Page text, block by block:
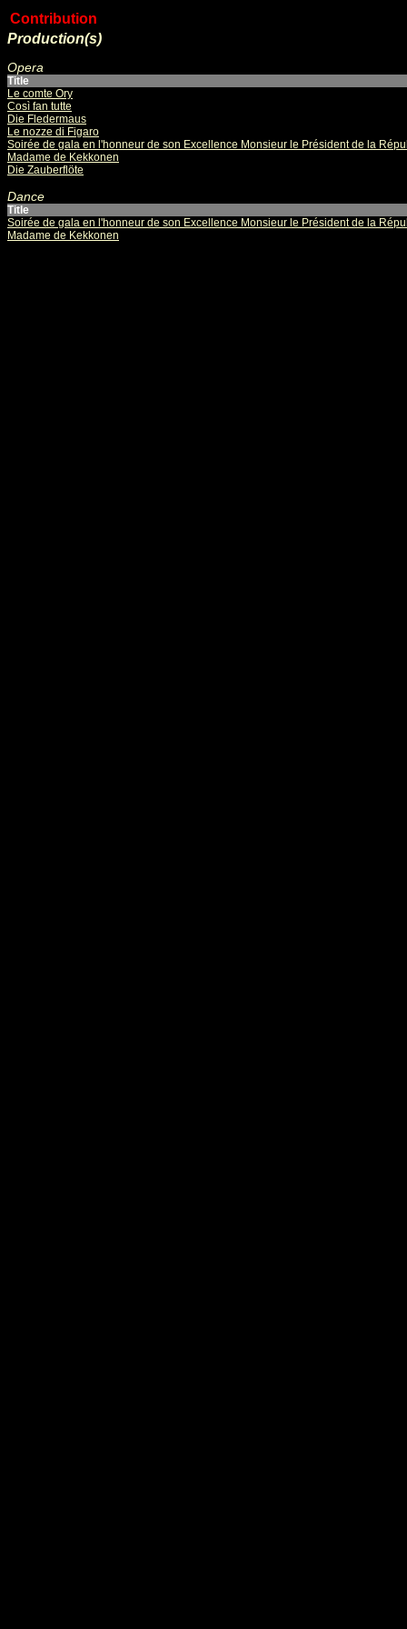
Contribution
Production(s)
Opera
Title
Le comte Ory
Così fan tutte
Die Fledermaus
Le nozze di Figaro
Soirée de gala en l'honneur de son Excellence Monsieur le Président de la
Madame de Kekkonen
Die Zauberflöte
Dance
Title
Soirée de gala en l'honneur de son Excellence Monsieur le Président de la
Madame de Kekkonen